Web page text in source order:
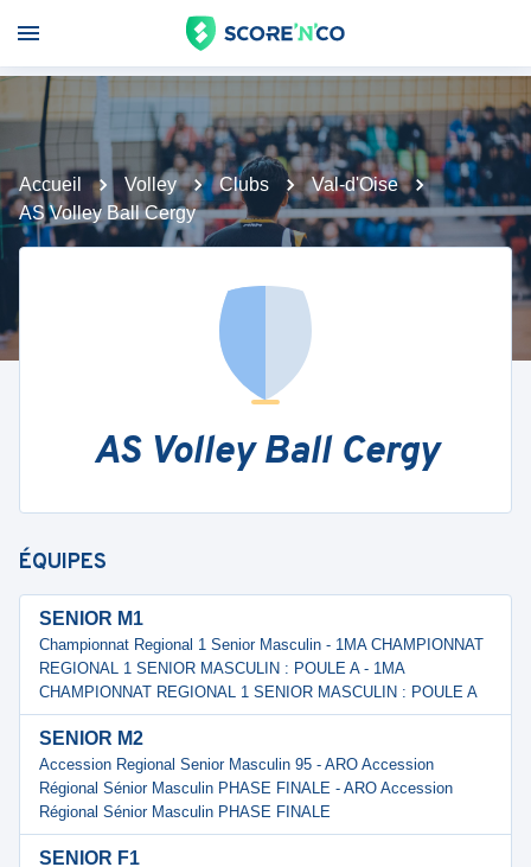
Accueil Volley Clubs
Val-d'Oise
AS Volley Ball Cergy
AS Volley Ball Cergy
ÉQUIPES
SENIOR M1
Championnat Regional 1 Senior Masculin - 1MA CHAMPIONNAT
REGIONAL 1 SENIOR MASCULIN : POULE A - 1MA
CHAMPIONNAT REGIONAL 1 SENIOR MASCULIN : POULE A
SENIOR M2
Accession Regional Senior Masculin 95 - ARO Accession
Régional Sénior Masculin PHASE FINALE - ARO Accession
Régional Sénior Masculin PHASE FINALE
SENIOR F1